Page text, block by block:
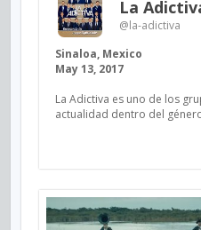
La
@la-adictiva
Sinaloa, Mexico
May 13, 2017
La Adictiva es uno de los
actualidad dentro del